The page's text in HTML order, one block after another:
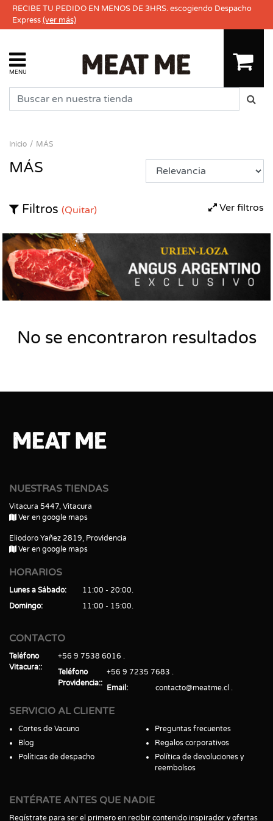
RECIBE TU PEDIDO EN MENOS DE 3HRS. escogiendo Despacho
Express(ver más)
MENU
Inicio MÁS
MÁS
Ver filtros
Filtros (Quitar)
No se encontraron resultados
NUESTRAS TIENDAS
Vitacura 5447, Vitacura
Ver en google maps
Eliodoro Yañez 2819, Providencia
Ver en google maps
HORARIOS
Lunes a Sábado
11:00 - 20:00
Domingo
11:00 - 15:00
CONTACTO
Teléfono
Vitacura:
+56 9 7538 6016
Teléfono
Providencia:
+56 9 7235 7683
Email
contacto@meatme.cl
SERVICIO AL CLIENTE
Cortes de Vacuno
Blog
Políticas de despacho
Preguntas frecuentes
Regalos corporativos
Política de devoluciones y
reembolsos
ENTÉRATE ANTES QUE NADIE
Regístrate para ser el primero en recibir contenido inspirador y ofertas